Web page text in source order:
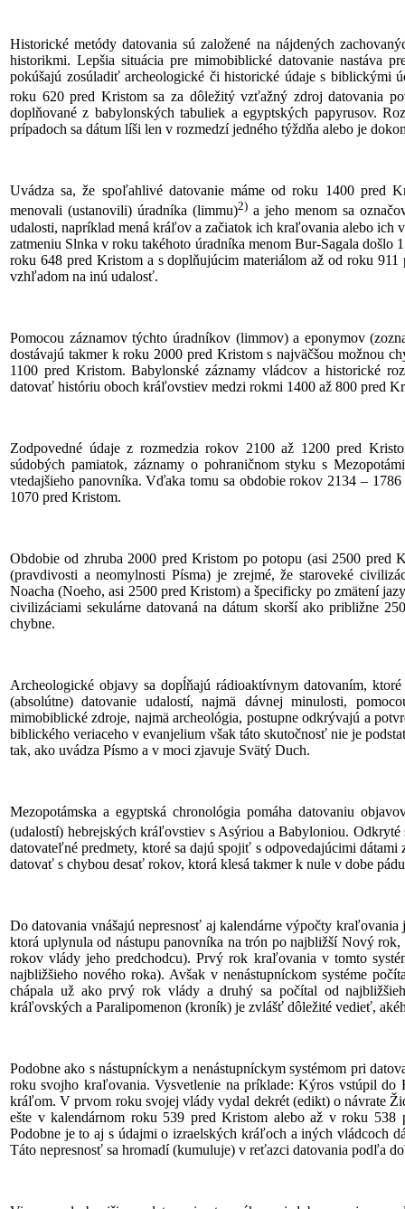
Historické metódy datovania sú založené na nájdených
historikmi. Lepšia situácia pre mimobiblické datovanie nastáva
pokúšajú zosúladiť archeologické či historické údaje s biblickými
roku 620 pred Kristom sa za dôležitý vzťažný zdroj datovania
doplňované z babylonských tabuliek a egyptských papyrusov.
prípadoch sa dátum líši len v rozmedzí jedného týždňa alebo je
Uvádza sa, že spoľahlivé datovanie máme od roku 1400 pred
menovali (ustanovili) úradníka (limmu)2) a jeho menom sa
udalosti, napríklad mená kráľov a začiatok ich kraľovania alebo ich
zatmeniu Slnka v roku takéhoto úradníka menom Bur-Sagala
roku 648 pred Kristom a s doplňujúcim materiálom až od roku
vzhľadom na inú udalosť.
Pomocou záznamov týchto úradníkov (limmov) a eponymov
dostávajú takmer k roku 2000 pred Kristom s najväčšou možnou
1100 pred Kristom. Babylonské záznamy vládcov a historické
datovať históriu oboch kráľovstiev medzi rokmi 1400 až 800 pred
Zodpovedné údaje z rozmedzia rokov 2100 až 1200 pred
súdobých pamiatok, záznamy o pohraničnom styku s
vtedajšieho panovníka. Vďaka tomu sa obdobie rokov 2134 –
1070 pred Kristom.
Obdobie od zhruba 2000 pred Kristom po potopu (asi 2500
(pravdivosti a neomylnosti Písma) je zrejmé, že staroveké
Noacha (Noeho, asi 2500 pred Kristom) a špecificky po zmätení
civilizáciami sekulárne datovaná na dátum skorší ako približne
chybne.
Archeologické objavy sa dopĺňajú rádioaktívnym datovaním,
(absolútne) datovanie udalostí, najmä dávnej minulosti,
mimobiblické zdroje, najmä archeológia, postupne odkrývajú a
biblického veriaceho v evanjelium však táto skutočnosť nie je
tak, ako uvádza Písmo a v moci zjavuje Svätý Duch.
Mezopotámska a egyptská chronológia pomáha datovaniu
(udalostí) hebrejských kráľovstiev s Asýriou a Babyloniou.
datovateľné predmety, ktoré sa dajú spojiť s odpovedajúcimi
datovať s chybou desať rokov, ktorá klesá takmer k nule v dobe
Do datovania vnášajú nepresnosť aj kalendárne výpočty
ktorá uplynula od nástupu panovníka na trón po najbližší Nový
rokov vlády jeho predchodcu). Prvý rok kraľovania v tomto
najbližšieho nového roka). Avšak v nenástupníckom systéme
chápala už ako prvý rok vlády a druhý sa počítal od
kráľovských a Paralipomenon (kroník) je zvlášť dôležité vedieť,
Podobne ako s nástupníckym a nenástupníckym systémom pri
roku svojho kraľovania. Vysvetlenie na príklade: Kýros vstúpil
kráľom. V prvom roku svojej vlády vydal dekrét (edikt) o návrate
ešte v kalendárnom roku 539 pred Kristom alebo až v roku 538
Podobne je to aj s údajmi o izraelských kráľoch a iných vládcoch
Táto nepresnosť sa hromadí (kumuluje) v reťazci datovania podľa